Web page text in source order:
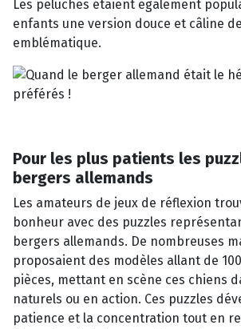
Les peluches étaient également
enfants une version douce et câline
emblématique.
Pour les plus patients les
bergers allemands
Les amateurs de jeux de réflexion
bonheur avec des puzzles
bergers allemands. De nombreuses
proposaient des modèles allant de
pièces, mettant en scène ces chiens
naturels ou en action. Ces puzzles
patience et la concentration tout en